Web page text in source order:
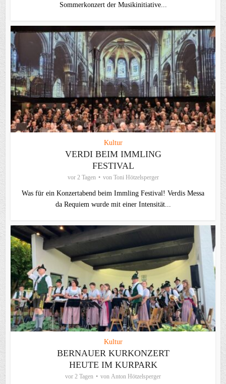
Sommerkonzert der Musikinitiative...
Kultur
VERDI BEIM IMMLING
FESTIVAL
vor 2 Tagen von Toni Hötzelsperger
Was für ein Konzertabend beim Immling Festival! Verdis Messa
da Requiem wurde mit einer Intensität...
Kultur
BERNAUER KURKONZERT
HEUTE IM KURPARK
vor 2 Tagen von Anton Hötzelsperger